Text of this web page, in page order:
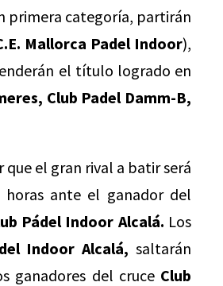
primera categoría, partirán
Mallorca Padel Indoor),
el título logrado en
Club Padel Damm-B,
que el gran rival a batir será
horas ante el ganador del
Pádel Indoor Alcalá. Los
Indoor Alcalá, saltarán
ganadores del cruce Club